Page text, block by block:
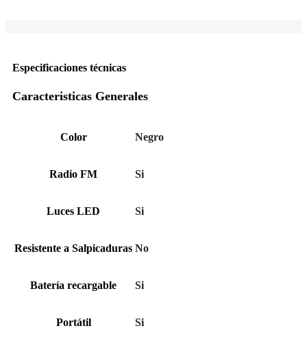
Especificaciones técnicas
Caracteristicas Generales
Color Negro
Radio FM Si
Luces LED Si
Resistente a Salpicaduras No
Batería recargable Si
Portátil Si